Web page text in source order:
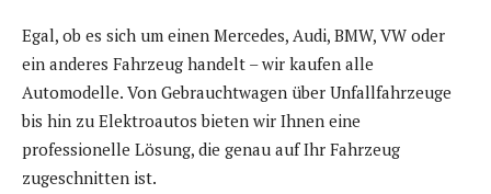
Egal, ob es sich um einen Mercedes, Audi, BMW, VW oder
ein anderes Fahrzeug handelt – wir kaufen alle
Automodelle. Von Gebrauchtwagen über Unfallfahrzeuge
bis hin zu Elektroautos bieten wir Ihnen eine
professionelle Lösung, die genau auf Ihr Fahrzeug
zugeschnitten ist.